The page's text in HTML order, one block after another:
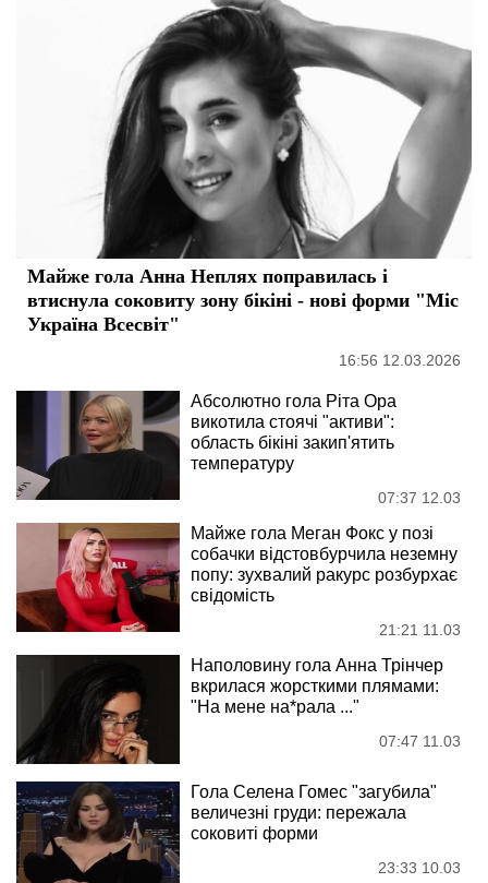
Майже гола Анна Неплях поправилась і
втиснула соковиту зону бікіні - нові форми "Міс
Україна Всесвіт"
16:56 12.03.2026
Абсолютно гола Ріта Ора
викотила стоячі "активи":
область бікіні закип'ятить
температуру
07:37 12.03
Майже гола Меган Фокс у позі
собачки відстовбурчила неземну
попу: зухвалий ракурс розбурхає
свідомість
21:21 11.03
Наполовину гола Анна Трінчер
вкрилася жорсткими плямами:
"На мене на*рала ..."
07:47 11.03
Гола Селена Гомес "загубила"
величезні груди: пережала
соковиті форми
23:33 10.03